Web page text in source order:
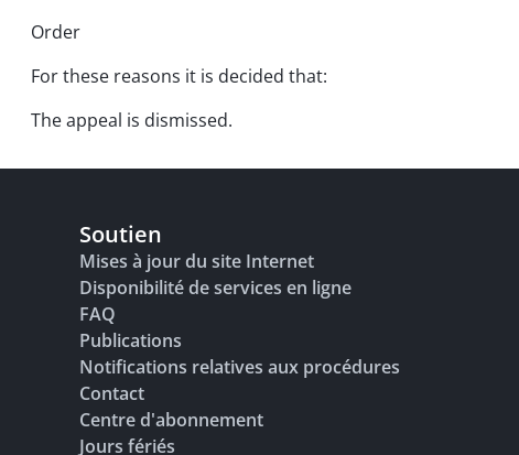
Order
For these reasons it is decided that:
The appeal is dismissed.
Soutien
Mises à jour du site Internet
Disponibilité de services en ligne
FAQ
Publications
Notifications relatives aux procédures
Contact
Centre d'abonnement
Jours fériés